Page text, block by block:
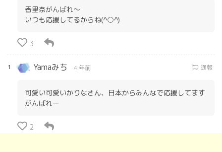
香里奈がんばれ〜
いつも応援してるからね(^○^)
3
1 Yamaみち 4 年前 通報
可愛い可愛いかりなさん、日本からみんなで応援してます
がんばれー
2